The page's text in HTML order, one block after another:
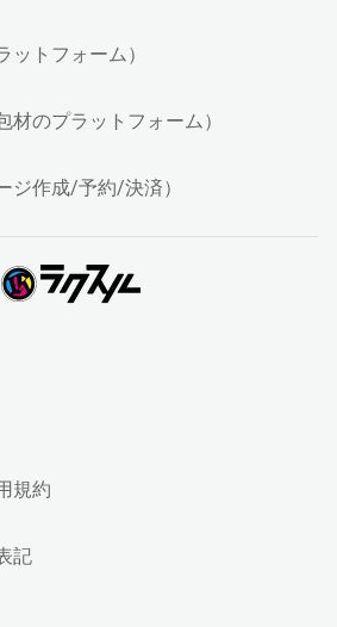
トフォーム）
材のプラットフォーム）
ジ作成/予約/決済）
規約
記